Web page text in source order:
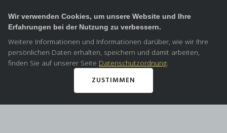
Wir verwenden Cookies, um unsere Website und Ihre
Erfahrungen bei der Nutzung zu verbessern.
Weitere Informationen und Informationen darüber, wie wir Ihre
persönlichen Daten erhalten, speichern und damit arbeiten,
finden Sie auf unserer Seite Datenschutzordnung.
ZUSTIMMEN